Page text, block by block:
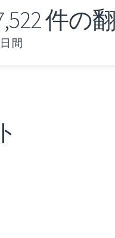
件の
間